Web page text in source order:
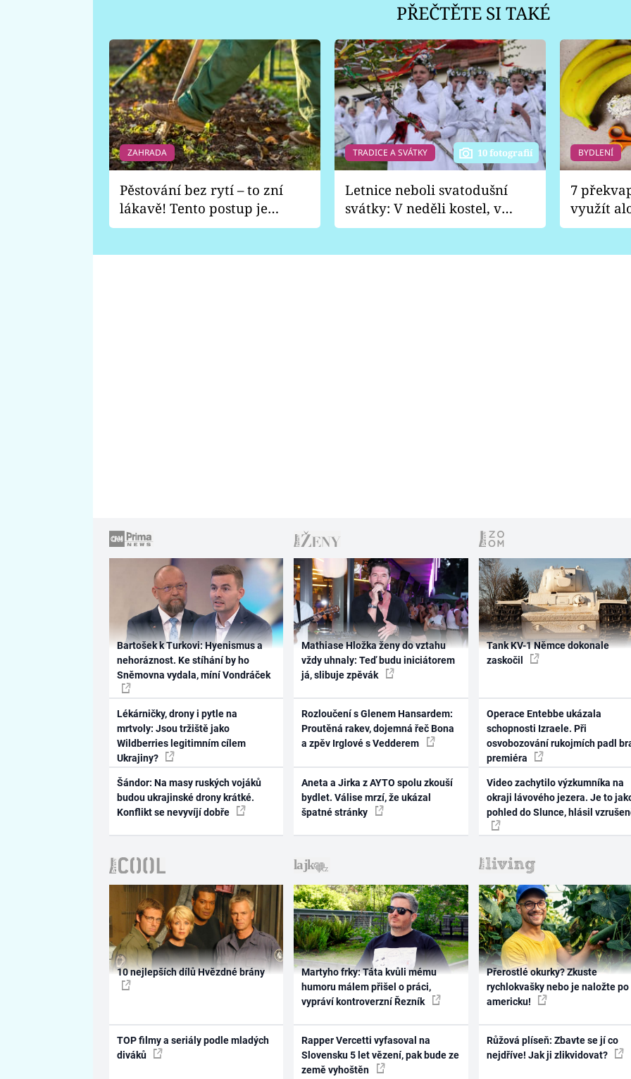
PŘEČTĚTE SI TAKÉ
ZAHRADA
Pěstování bez rytí – to zní
lákavě! Tento postup je
vhodný jen pro některé
TRADICE A SVÁTKY 10 fotografií
Letnice neboli svatodušní
svátky: V neděli kostel, v
pondělí zábava
BYDLENÍ
7
využít
Bartošek k Turkovi: Hyenismus a
nehoráznost. Ke stíhání by ho
Sněmovna vydala, míní Vondráček
Lékárničky, drony i pytle na
mrtvoly: Jsou tržiště jako
Wildberries legitimním cílem
Ukrajiny?
Šándor: Na masy ruských vojáků
budou ukrajinské drony krátké.
Konflikt se nevyvíjí dobře
Mathiase Hložka ženy do vztahu
vždy uhnaly: Teď budu iniciátorem
já, slibuje zpěvák
Rozloučení s Glenem Hansardem:
Proutěná rakev, dojemná řeč Bona
a zpěv Irglové s Vedderem
Aneta a Jirka z AYTO spolu zkouší
bydlet. Válise mrzí, že ukázal
špatné stránky
Tank KV-1 Němce dokonale
zaskočil
Operace Entebbe ukázala
schopnosti Izraele. Při
osvobozování rukojmích padl
premiéra
Video zachytilo výzkumníka na
okraji lávového jezera. Je to
pohled do Slunce, hlásil
10 nejlepších dílů Hvězdné brány
TOP filmy a seriály podle mladých
diváků
Martyho frky: Táta kvůli mému
humoru málem přišel o práci,
vypráví kontroverzní Řezník
Rapper Vercetti vyfasoval na
Slovensku 5 let vězení, pak bude ze
země vyhoštěn
Přerostlé okurky? Zkuste
rychlokvašky nebo je naložte po
americku!
Růžová plíseň: Zbavte se jí co
nejdříve! Jak ji zlikvidovat?